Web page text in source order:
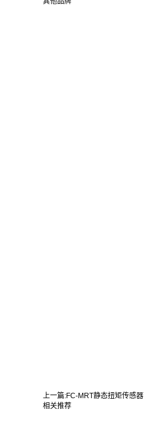
上一篇:FC-MRT静态扭矩传感器
相关推荐